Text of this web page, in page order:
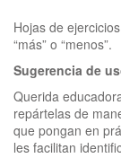
Hojas de
Sugerencia de
Querida
repártelas de
que pongan en
les facilitan